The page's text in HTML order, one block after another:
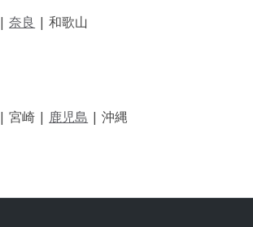
|奈良 |和歌山
|宮崎 | 鹿児島 |沖縄